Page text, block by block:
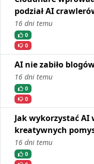
podział AI
16 dni temu
0
0
AI nie zabiło
16 dni temu
0
0
Jak wykorzystać AI
kreatywnych
16 dni temu
0